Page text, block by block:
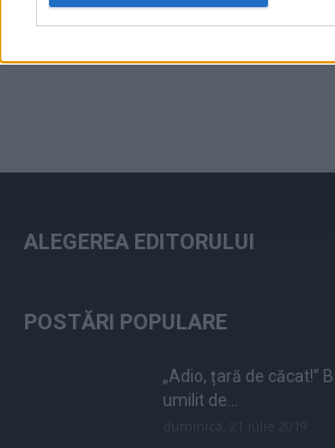
ad
ALEGEREA EDITORULUI
POSTĂRI POPULARE
„Adio, țară de căcat!”
umilit de...